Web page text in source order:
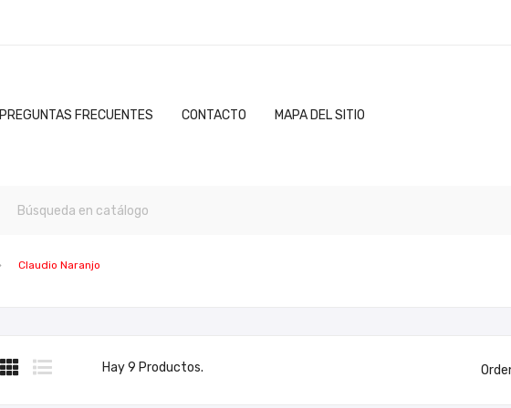
PREGUNTAS FRECUENTES CONTACTO MAPA DEL SITIO
Claudio Naranjo
Hay 9 Productos.